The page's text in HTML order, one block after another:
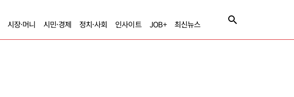
시장·머니 시민·경제 정치·사회 인사이트 JOB+ 최신뉴스